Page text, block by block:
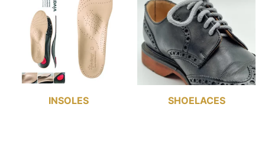
INSOLES SHOELACES